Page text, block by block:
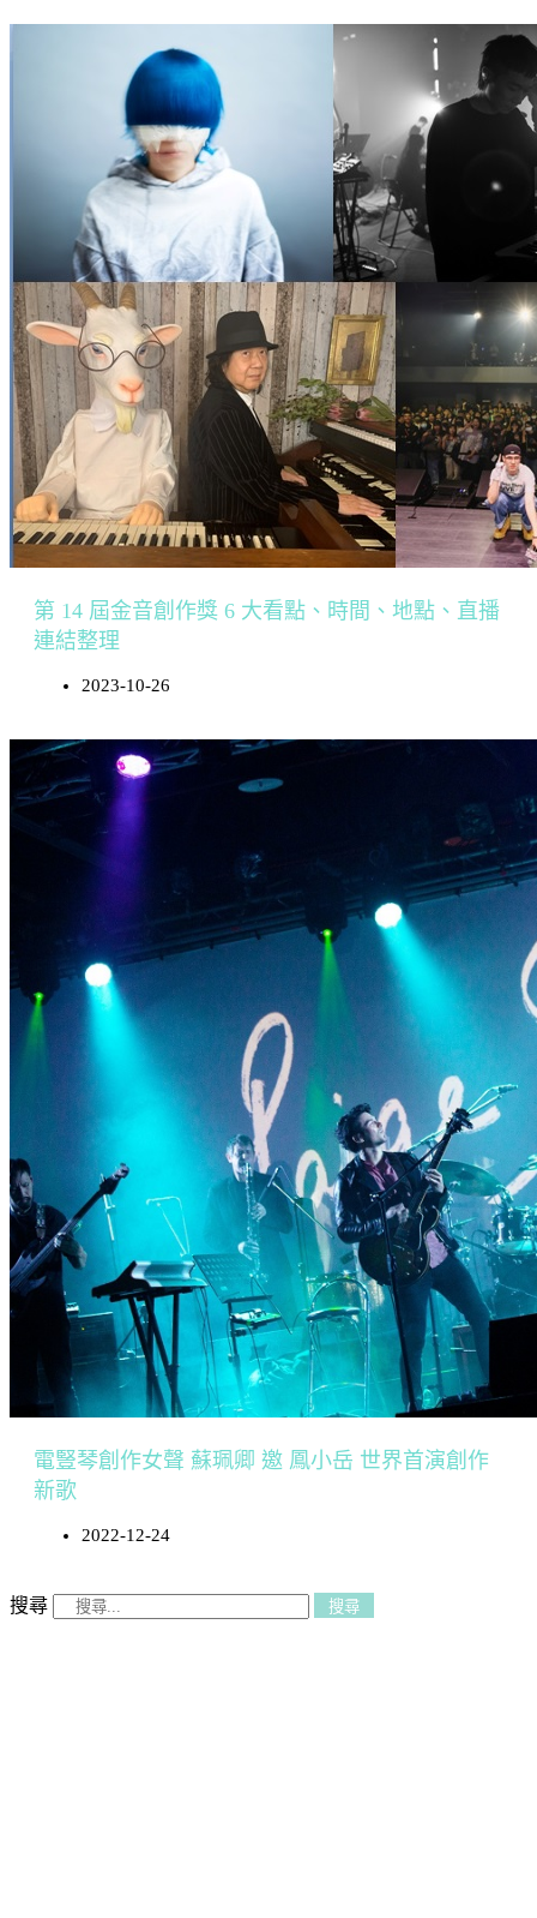
第 14 屆金音創作獎 6 大看點、時間、地點、直播
連結整理
2023-10-26
電豎琴創作女聲 蘇珮卿 邀 鳳小岳 世界首演創作
新歌
2022-12-24
搜尋 搜尋